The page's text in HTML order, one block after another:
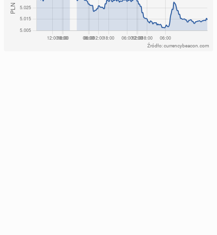
Źródło: currencybeacon.com